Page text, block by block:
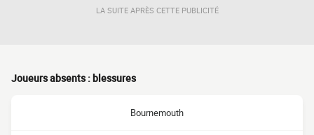
LA SUITE APRÈS CETTE PUBLICITÉ
Joueurs absents : blessures
Bournemouth